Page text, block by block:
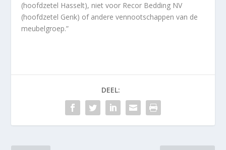
(hoofdzetel Hasselt), niet voor Recor Bedding NV
(hoofdzetel Genk) of andere vennootschappen van de
meubelgroep.”
DEEL: